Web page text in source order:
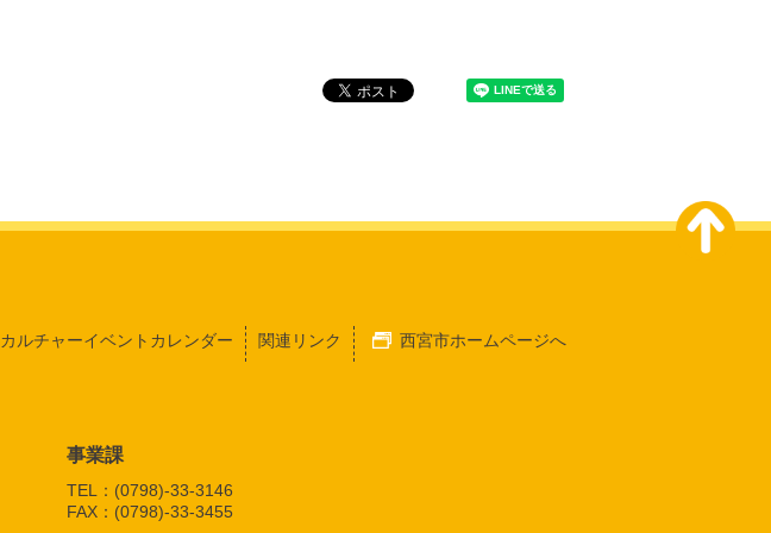
カルチャーイベントカレンダー 関連リンク 西宮市ホームページへ
事業課
TEL： (0798)-33-3146
FAX： (0798)-33-3455